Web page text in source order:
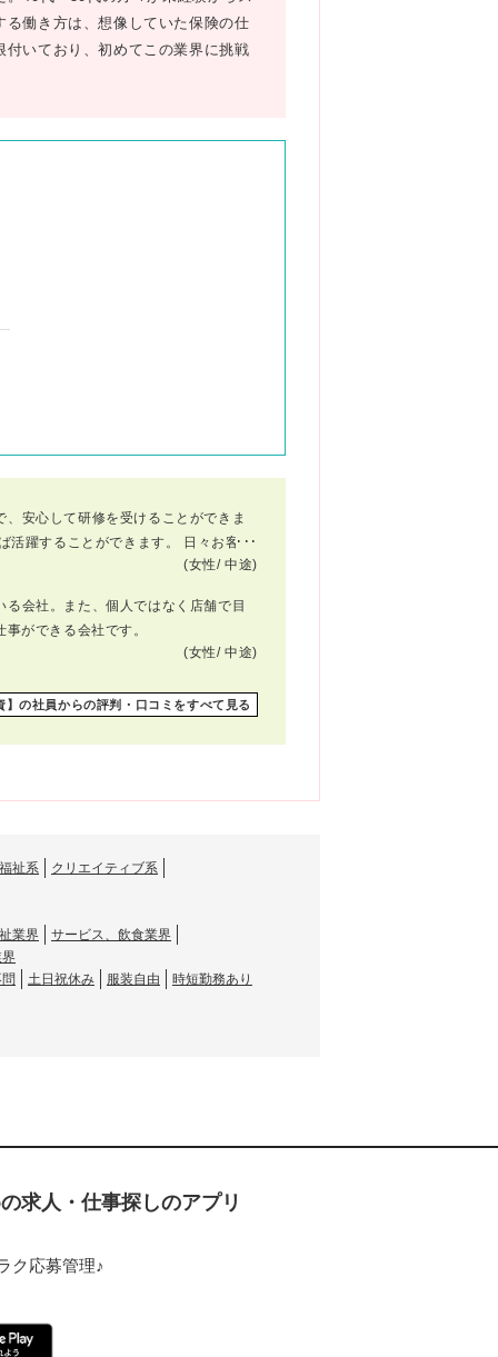
働き方は、想像していた保険の仕
いており、初めてこの業界に挑戦
安心して研修を受けることができま
活躍することができます。 日々お客さ
(女性/ 中途)
会社。また、個人ではなく店舗で目
ができる会社です。
(女性/ 中途)
の社員からの評判・口コミをすべて見る
祉系
クリエイティブ系
業界
サービス、飲食業界
土日祝休み 服装自由
時短勤務あり
求人・仕事探しのアプリ
ク応募管理♪